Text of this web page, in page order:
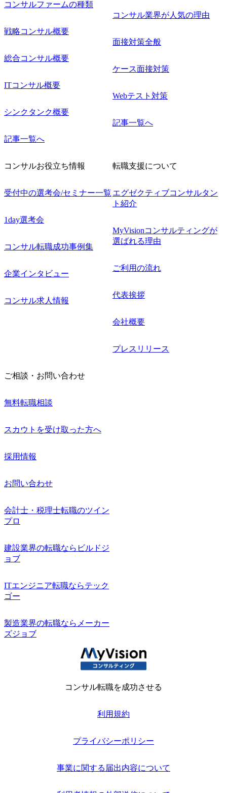
コンサルファームの種類
戦略コンサル概要
総合コンサル概要
ITコンサル概要
シンクタンク概要
記事一覧へ
コンサル業界が人気の理由
面接対策全般
ケース面接対策
Webテスト対策
記事一覧へ
コンサルお役立ち情報
受付中の選考会/セミナー一覧
1day選考会
コンサル転職成功事例集
企業インタビュー
コンサル求人情報
転職支援について
エグゼクティブコンサルタン
ト紹介
MyVisionコンサルティングが
選ばれる理由
ご利用の流れ
代表挨拶
会社概要
プレスリリース
ご相談・お問い合わせ
無料転職相談
スカウトを受け取った方へ
採用情報
お問い合わせ
会計士・税理士転職のツイン
プロ
建設業界の転職ならビルドジ
ョブ
ITエンジニア転職ならテック
ゴー
製造業界の転職ならメーカー
ズジョブ
コンサル転職を成功させる
利用規約
プライバシーポリシー
事業に関する届出内容について